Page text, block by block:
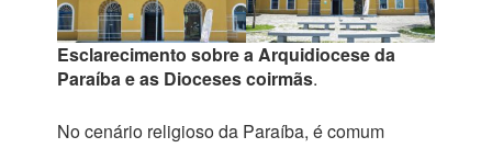
Esclarecimento sobre a Arquidiocese da
Paraíba e as Dioceses coirmãs.
No cenário religioso da Paraíba, é comum